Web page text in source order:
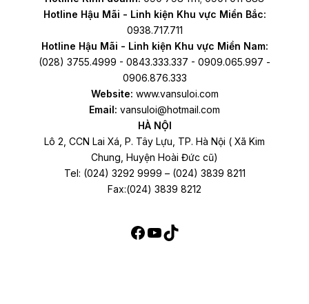
Hotline Hậu Mãi - Linh kiện Khu vực Miền Bắc:
0938.717.711
Hotline Hậu Mãi - Linh kiện Khu vực Miền Nam:
(028) 3755.4999 - 0843.333.337 - 0909.065.997 -
0906.876.333
Website: www.vansuloi.com
Email: vansuloi@hotmail.com
HÀ NỘI
Lô 2, CCN Lai Xá, P. Tây Lựu, TP. Hà Nội ( Xã Kim
Chung, Huyện Hoài Đức cũ)
Tel: (024) 3292 9999 – (024) 3839 8211
Fax:(024) 3839 8212